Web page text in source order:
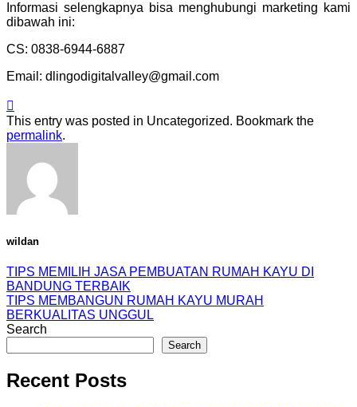
Informasi selengkapnya bisa menghubungi marketing kami
dibawah ini:
CS: 0838-6944-6887
Email: dlingodigitalvalley@gmail.com
This entry was posted in Uncategorized. Bookmark the
permalink.
wildan
TIPS MEMILIH JASA PEMBUATAN RUMAH KAYU DI
BANDUNG TERBAIK
TIPS MEMBANGUN RUMAH KAYU MURAH
BERKUALITAS UNGGUL
Search
Search
Recent Posts